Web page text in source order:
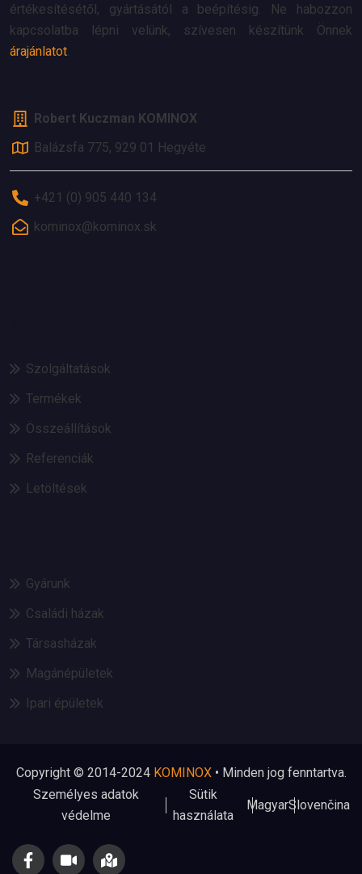
értékesítésétől, gyártásától a beépítésig. Ne habozzon
kapcsolatba lépni velünk, szívesen készítünk Önnek
árajánlatot
Robert Kuczman KOMINOX
Balázsfa 775, 929 01 Hegyéte
+421 (0) 905 440 134
kominox@kominox.sk
Szolgáltatások
Termékek
Összeállítások
Referenciák
Letöltések
Gyárunk
Családi házak
Társasházak
Magánépületek
Ipari épületek
Copyright © 2014-2024 KOMINOX• Minden jog fenntartva.
Személyes adatok
védelme
Sütik
használata
MagyarSlovenčina